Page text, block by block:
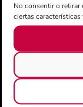
No consentir o retirar
ciertas